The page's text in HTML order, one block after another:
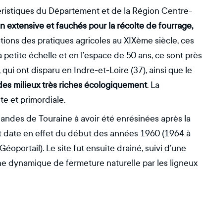
du Département et de la Région Centre-
extensive et fauchés pour la récolte de fourrage,
des pratiques agricoles au XIXème siècle, ces
échelle et en l’espace de 50 ans, ce sont près
ont disparu en Indre-et-Loire (37), ainsi que le
milieux très riches écologiquement. La
et primordiale.
de Touraine à avoir été enrésinées après la
en effet du début des années 1960 (1964 à
Le site fut ensuite drainé, suivi d’une
dynamique de fermeture naturelle par les ligneux